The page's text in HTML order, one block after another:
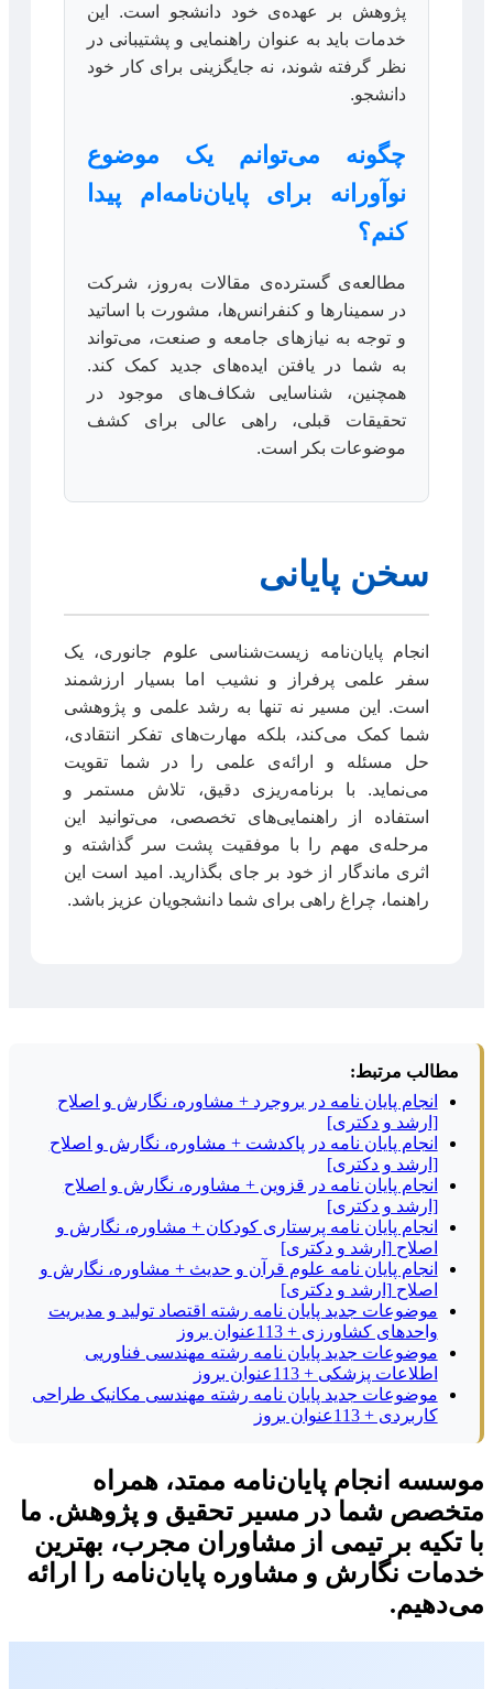
پژوهش بر عهده‌ی خود دانشجو است. این
خدمات باید به عنوان راهنمایی و پشتیبانی در
نظر گرفته شوند، نه جایگزینی برای کار خود
دانشجو.
چگونه می‌توانم یک موضوع
نوآورانه برای پایان‌نامه‌ام پیدا
کنم؟
مطالعه‌ی گسترده‌ی مقالات به‌روز، شرکت
در سمینارها و کنفرانس‌ها، مشورت با اساتید
و توجه به نیازهای جامعه و صنعت، می‌تواند
به شما در یافتن ایده‌های جدید کمک کند.
همچنین، شناسایی شکاف‌های موجود در
تحقیقات قبلی، راهی عالی برای کشف
موضوعات بکر است.
سخن پایانی
انجام پایان‌نامه زیست‌شناسی علوم جانوری، یک
سفر علمی پرفراز و نشیب اما بسیار ارزشمند
است. این مسیر نه تنها به رشد علمی و پژوهشی
شما کمک می‌کند، بلکه مهارت‌های تفکر انتقادی،
حل مسئله و ارائه‌ی علمی را در شما تقویت
می‌نماید. با برنامه‌ریزی دقیق، تلاش مستمر و
استفاده از راهنمایی‌های تخصصی، می‌توانید این
مرحله‌ی مهم را با موفقیت پشت سر گذاشته و
اثری ماندگار از خود بر جای بگذارید. امید است این
راهنما، چراغ راهی برای شما دانشجویان عزیز باشد.
مطالب مرتبط:
انجام پایان نامه در بروجرد + مشاوره، نگارش و اصلاح
[ارشد و دکتری]
انجام پایان نامه در پاکدشت + مشاوره، نگارش و اصلاح
[ارشد و دکتری]
انجام پایان نامه در قزوین + مشاوره، نگارش و اصلاح
[ارشد و دکتری]
انجام پایان نامه پرستاری کودکان + مشاوره، نگارش و
اصلاح [ارشد و دکتری]
انجام پایان نامه علوم قرآن و حدیث + مشاوره، نگارش و
اصلاح [ارشد و دکتری]
موضوعات جدید پایان نامه رشته اقتصاد تولید و مدیریت
واحدهای کشاورزی + 113عنوان بروز
موضوعات جدید پایان نامه رشته مهندسی فناوریی
اطلاعات پزشکی + 113عنوان بروز
موضوعات جدید پایان نامه رشته مهندسی مکانیک طراحی
کاربردی + 113عنوان بروز
موسسه انجام پایان‌نامه ممتد، همراه
متخصص شما در مسیر تحقیق و پژوهش. ما
با تکیه بر تیمی از مشاوران مجرب، بهترین
خدمات نگارش و مشاوره پایان‌نامه را ارائه
می‌دهیم.